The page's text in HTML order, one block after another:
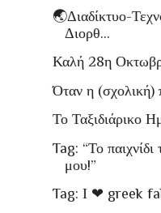
🌏Διαδίκτυο-
Διορθ...
Καλή 28η
Όταν η (σχολική)
Το Ταξιδιάρικο
Tag: “Το
μου!”
Tag: Ι ❤ greek